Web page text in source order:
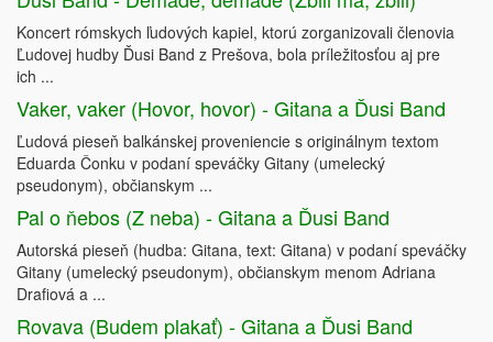
Koncert rómskych ľudových kapiel, ktorú zorganizovali členovia
Ľudovej hudby Ďusi Band z Prešova, bola príležitosťou aj pre
ich ...
Vaker, vaker (Hovor, hovor) - Gitana a Ďusi Band
Ľudová pieseň balkánskej proveniencie s originálnym textom
Eduarda Čonku v podaní speváčky Gitany (umelecký
pseudonym), občianskym ...
Pal o ňebos (Z neba) - Gitana a Ďusi Band
Autorská pieseň (hudba: Gitana, text: Gitana) v podaní speváčky
Gitany (umelecký pseudonym), občianskym menom Adriana
Drafiová a ...
Rovava (Budem plakať) - Gitana a Ďusi Band